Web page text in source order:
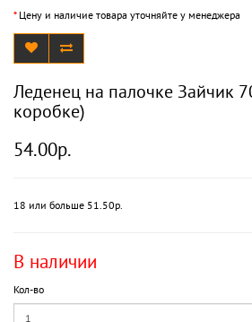
*Цену и наличие товара уточняйте у менеджера
Леденец на палочке Зайчик
коробке)
54.00р.
18 или больше 51.50р.
В наличии
Кол-во